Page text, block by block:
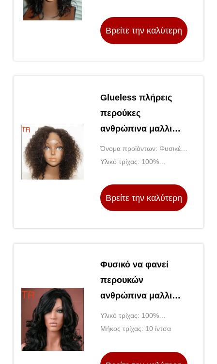
περούκες
δαντελλών
μαλλιά της Virgin
Βρείτε την καλύτερη
Glueless πλήρεις
περούκες
ανθρώπινα μαλλιών
μεταξιού ξανθές/
βραζιλιάνες
περούκες
δαντελλών
Όνομα προϊόντων: Φυσικές
περούκες ανθρώπινα
Υλικό τρίχας: 100%
μαλλιά της Virgin
Βρείτε την καλύτερη
Φυσικό να φανεί
περουκών
ανθρώπινα μαλλιών
αφροαμερικάνων
φυσικό 10 ίντσα
Υλικό τρίχας: 100%
ανθρώπινα μαλλιάΜήκος τρίχας: 10 ίντσα